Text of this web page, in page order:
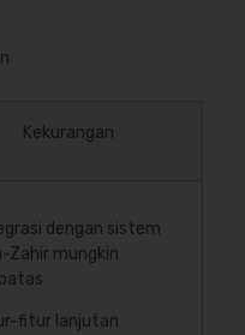
Kekurangan
dengan sistem
Zahir mungkin
fitur lanjutan